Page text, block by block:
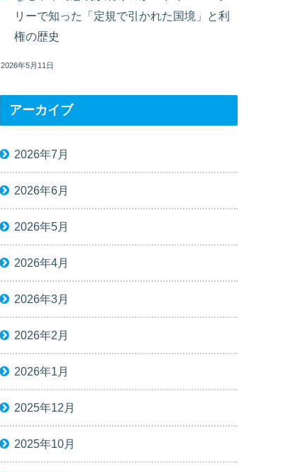
リーで知った「定規で引かれた国境」と利
権の歴史
2026年5月11日
アーカイブ
2026年7月
2026年6月
2026年5月
2026年4月
2026年3月
2026年2月
2026年1月
2025年12月
2025年10月